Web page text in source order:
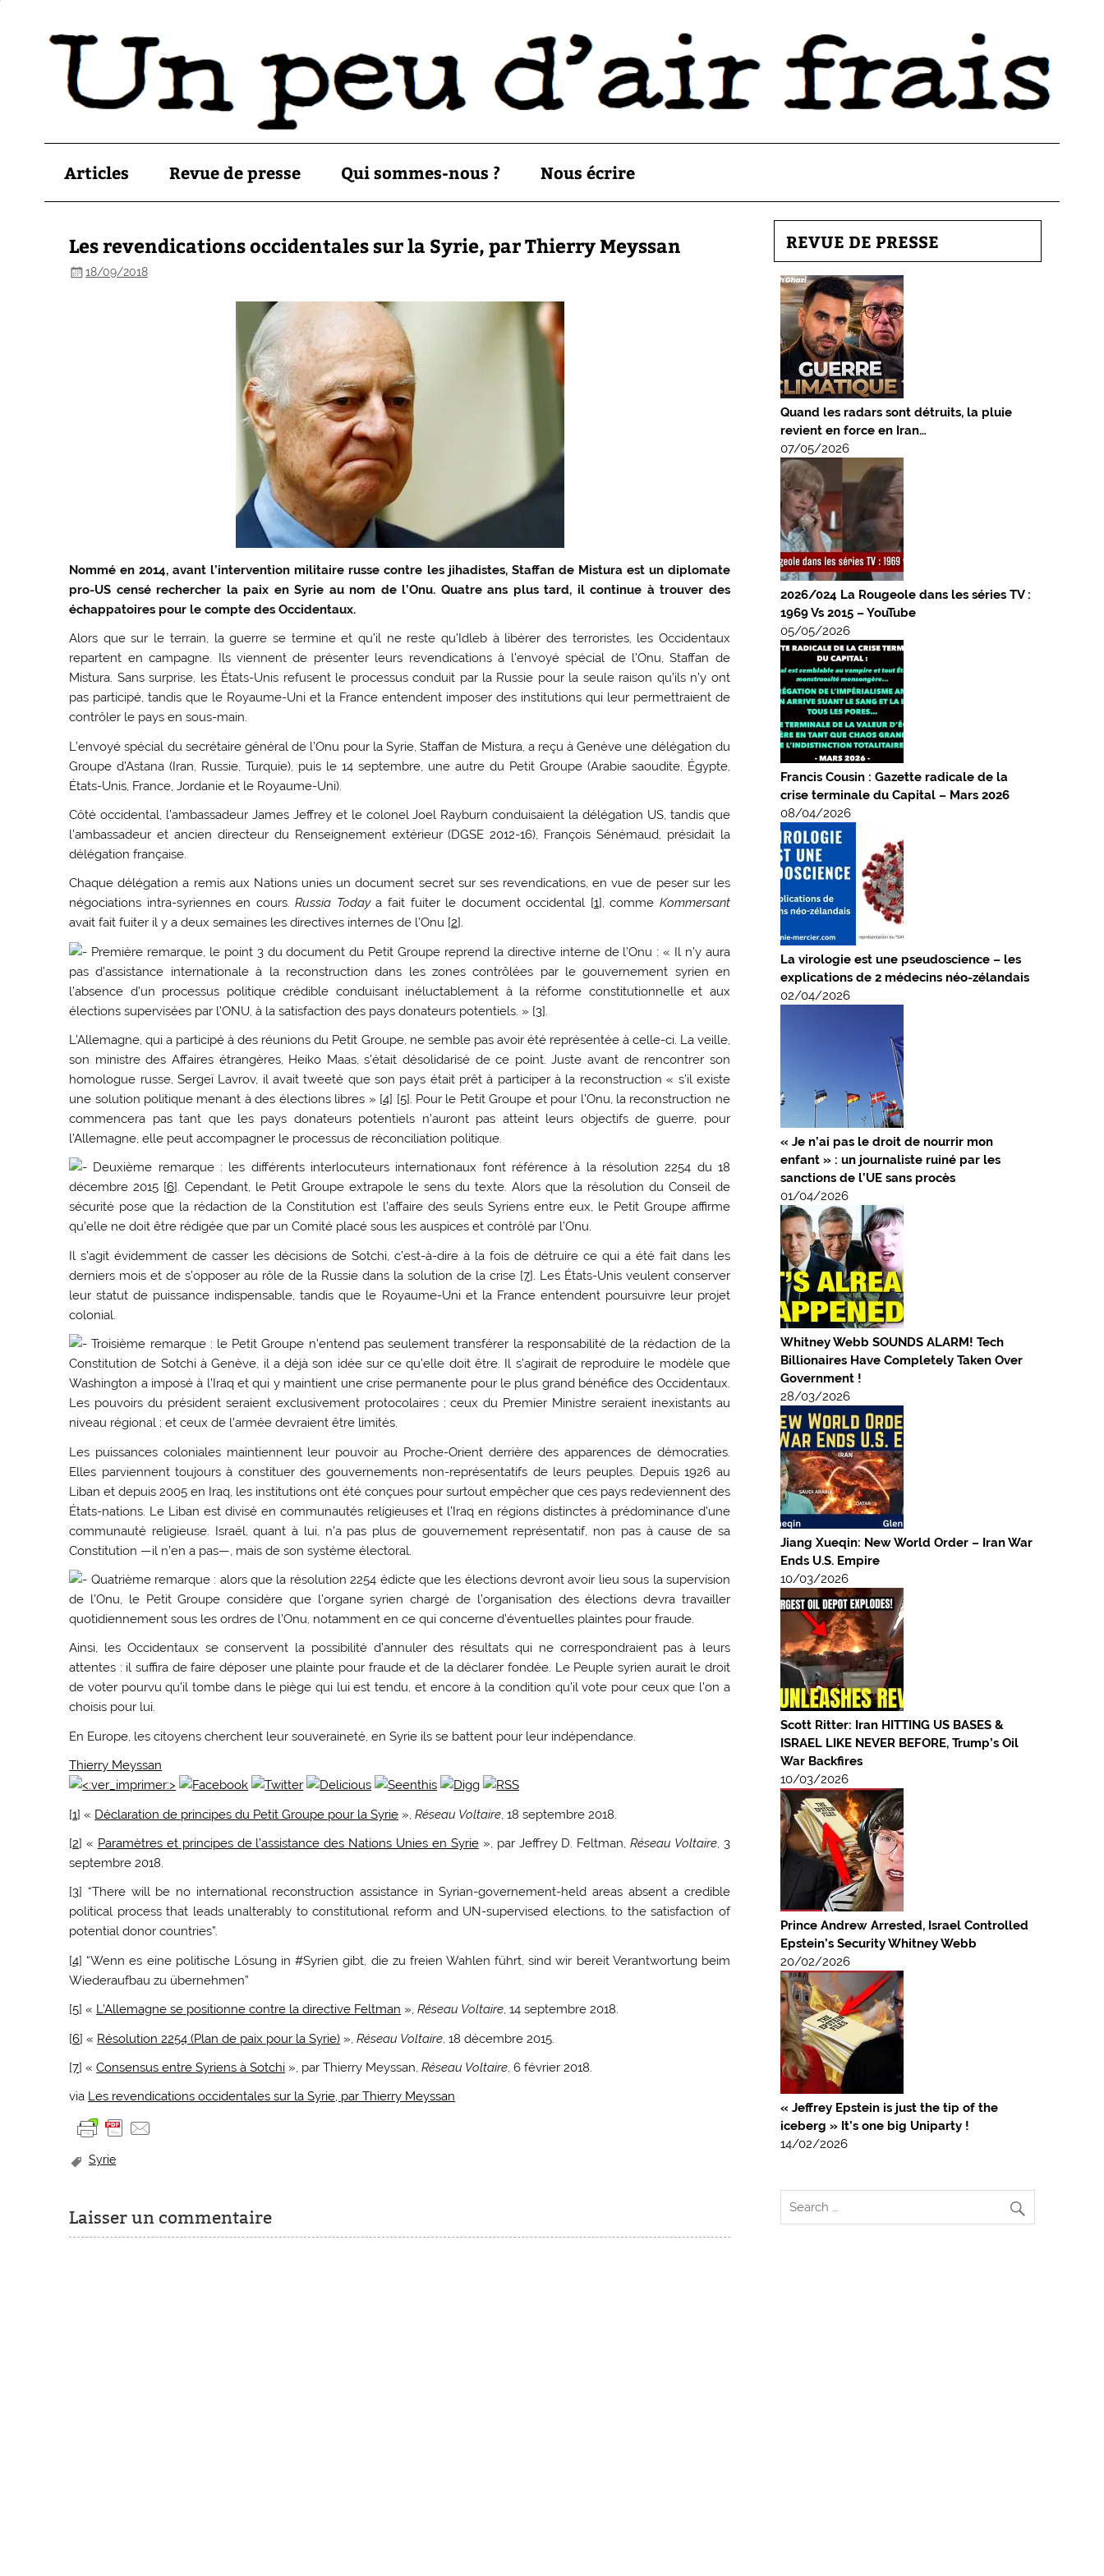
Articles Revue de presse Qui sommes-nous ? Nous écrire
Les revendications occidentales sur la Syrie, par Thierry Meyssan
18/09/2018
Nommé en 2014, avant l’intervention militaire russe contre les jihadistes, Staffan de Mistura est un diplomate
pro-US censé rechercher la paix en Syrie au nom de l’Onu. Quatre ans plus tard, il continue à trouver des
échappatoires pour le compte des Occidentaux.
Alors que sur le terrain, la guerre se termine et qu’il ne reste qu’Idleb à libérer des terroristes, les Occidentaux
repartent en campagne. Ils viennent de présenter leurs revendications à l’envoyé spécial de l’Onu, Staffan de
Mistura. Sans surprise, les États-Unis refusent le processus conduit par la Russie pour la seule raison qu’ils n’y ont
pas participé, tandis que le Royaume-Uni et la France entendent imposer des institutions qui leur permettraient de
contrôler le pays en sous-main.
L’envoyé spécial du secrétaire général de l’Onu pour la Syrie, Staffan de Mistura, a reçu à Genève une délégation du
Groupe d’Astana (Iran, Russie, Turquie), puis le 14 septembre, une autre du Petit Groupe (Arabie saoudite, Égypte,
États-Unis, France, Jordanie et le Royaume-Uni).
Côté occidental, l’ambassadeur James Jeffrey et le colonel Joel Rayburn conduisaient la délégation US, tandis que
l’ambassadeur et ancien directeur du Renseignement extérieur (DGSE 2012-16), François Sénémaud, présidait la
délégation française.
Chaque délégation a remis aux Nations unies un document secret sur ses revendications, en vue de peser sur les
négociations intra-syriennes en cours.Russia Todaya fait fuiter le document occidental [1], comme Kommersant
avait fait fuiter il y a deux semaines les directives internes de l’Onu [2].
Première remarque, le point 3 du document du Petit Groupe reprend la directive interne de l’Onu : « Il n’y aura
pas d’assistance internationale à la reconstruction dans les zones contrôlées par le gouvernement syrien en
l’absence d’un processus politique crédible conduisant inéluctablement à la réforme constitutionnelle et aux
élections supervisées par l’ONU, à la satisfaction des pays donateurs potentiels. » [3].
L’Allemagne, qui a participé à des réunions du Petit Groupe, ne semble pas avoir été représentée à celle-ci. La veille,
son ministre des Affaires étrangères, Heiko Maas, s’était désolidarisé de ce point. Juste avant de rencontrer son
homologue russe, Sergeï Lavrov, il avait tweeté que son pays était prêt à participer à la reconstruction « s’il existe
une solution politique menant à des élections libres » [4] [5]. Pour le Petit Groupe et pour l’Onu, la reconstruction ne
commencera pas tant que les pays donateurs potentiels n’auront pas atteint leurs objectifs de guerre, pour
l’Allemagne, elle peut accompagner le processus de réconciliation politique.
Deuxième remarque : les différents interlocuteurs internationaux font référence à la résolution 2254 du 18
décembre 2015 [6]. Cependant, le Petit Groupe extrapole le sens du texte. Alors que la résolution du Conseil de
sécurité pose que la rédaction de la Constitution est l’affaire des seuls Syriens entre eux, le Petit Groupe affirme
qu’elle ne doit être rédigée que par un Comité placé sous les auspices et contrôlé par l’Onu.
Il s’agit évidemment de casser les décisions de Sotchi, c’est-à-dire à la fois de détruire ce qui a été fait dans les
derniers mois et de s’opposer au rôle de la Russie dans la solution de la crise [7]. Les États-Unis veulent conserver
leur statut de puissance indispensable, tandis que le Royaume-Uni et la France entendent poursuivre leur projet
colonial.
Troisième remarque : le Petit Groupe n’entend pas seulement transférer la responsabilité de la rédaction de la
Constitution de Sotchi à Genève, il a déjà son idée sur ce qu’elle doit être. Il s’agirait de reproduire le modèle que
Washington a imposé à l’Iraq et qui y maintient une crise permanente pour le plus grand bénéfice des Occidentaux.
Les pouvoirs du président seraient exclusivement protocolaires ; ceux du Premier Ministre seraient inexistants au
niveau régional ; et ceux de l’armée devraient être limités.
Les puissances coloniales maintiennent leur pouvoir au Proche-Orient derrière des apparences de démocraties.
Elles parviennent toujours à constituer des gouvernements non-représentatifs de leurs peuples. Depuis 1926 au
Liban et depuis 2005 en Iraq, les institutions ont été conçues pour surtout empêcher que ces pays redeviennent des
États-nations. Le Liban est divisé en communautés religieuses et l’Iraq en régions distinctes à prédominance d’une
communauté religieuse. Israël, quant à lui, n’a pas plus de gouvernement représentatif, non pas à cause de sa
Constitution —il n’en a pas—, mais de son système électoral.
Quatrième remarque : alors que la résolution 2254 édicte que les élections devront avoir lieu sous la supervision
de l’Onu, le Petit Groupe considère que l’organe syrien chargé de l’organisation des élections devra travailler
quotidiennement sous les ordres de l’Onu, notamment en ce qui concerne d’éventuelles plaintes pour fraude.
Ainsi, les Occidentaux se conservent la possibilité d’annuler des résultats qui ne correspondraient pas à leurs
attentes : il suffira de faire déposer une plainte pour fraude et de la déclarer fondée. Le Peuple syrien aurait le droit
de voter pourvu qu’il tombe dans le piège qui lui est tendu, et encore à la condition qu’il vote pour ceux que l’on a
choisis pour lui.
En Europe, les citoyens cherchent leur souveraineté, en Syrie ils se battent pour leur indépendance.
Thierry Meyssan
[1] « Déclaration de principes du Petit Groupe pour la Syrie »,Réseau Voltaire, 18 septembre 2018.
[2] « Paramètres et principes de l’assistance des Nations Unies en Syrie», par Jeffrey D. Feltman,Réseau Voltaire, 3
septembre 2018.
[3] “There will be no international reconstruction assistance in Syrian-governement-held areas absent a credible
political process that leads unalterably to constitutional reform and UN-supervised elections, to the satisfaction of
potential donor countries”.
[4] “Wenn es eine politische Lösung in #Syrien gibt, die zu freien Wahlen führt, sind wir bereit Verantwortung beim
Wiederaufbau zu übernehmen”
[5] « L’Allemagne se positionne contre la directive Feltman »,Réseau Voltaire, 14 septembre 2018.
[6] « Résolution 2254 (Plan de paix pour la Syrie) »,Réseau Voltaire , 18 décembre 2015.
[7] «Consensus entre Syriens à Sotchi », par Thierry Meyssan,Réseau Voltaire, 6 février 2018.
via Les revendications occidentales sur la Syrie, par Thierry Meyssan
Syrie
Laisser un commentaire
REVUE DE PRESSE
Quand les radars sont détruits, la pluie
revient en force en Iran…
07/05/2026
2026/024 La Rougeole dans les séries TV :
1969 Vs 2015 – YouTube
05/05/2026
Francis Cousin : Gazette radicale de la
crise terminale du Capital – Mars 2026
08/04/2026
La virologie est une pseudoscience – les
explications de 2 médecins néo-zélandais
02/04/2026
« Je n’ai pas le droit de nourrir mon
enfant » : un journaliste ruiné par les
sanctions de l’UE sans procès
01/04/2026
Whitney Webb SOUNDS ALARM! Tech
Billionaires Have Completely Taken Over
Government !
28/03/2026
Jiang Xueqin: New World Order – Iran War
Ends U.S. Empire
10/03/2026
Scott Ritter: Iran HITTING US BASES &
ISRAEL LIKE NEVER BEFORE, Trump’s Oil
War Backfires
10/03/2026
Prince Andrew Arrested, Israel Controlled
Epstein’s Security Whitney Webb
20/02/2026
« Jeffrey Epstein is just the tip of the
iceberg » It’s one big Uniparty !
14/02/2026